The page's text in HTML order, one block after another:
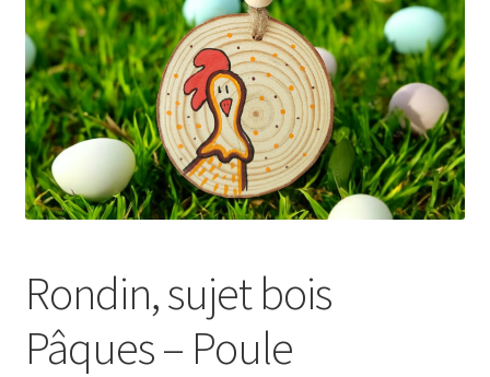
Contact
Se connecter
Rondin, sujet bois
Pâques – Poule